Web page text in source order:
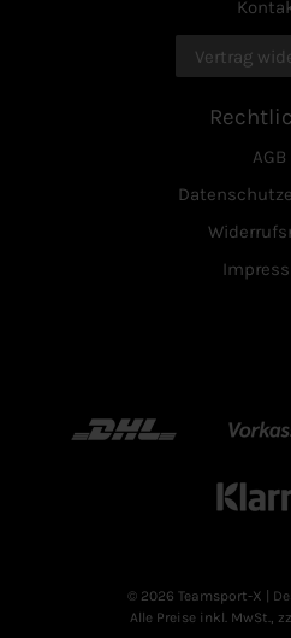
Vertrag
AGB
DHL Vorkasse
Klarn
© 2026 Teamsport-X
|
Alle Preise inkl. MwSt.,